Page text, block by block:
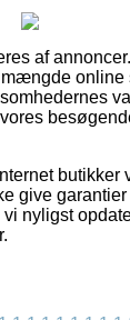
af
online
butikker
give
nyligst